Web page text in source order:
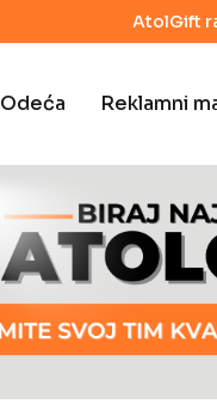
AtolGift
Odeća Reklamni